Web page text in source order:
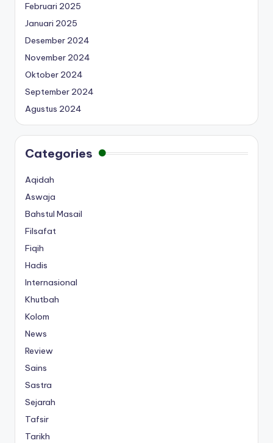
Februari 2025
Januari 2025
Desember 2024
November 2024
Oktober 2024
September 2024
Agustus 2024
Categories
Aqidah
Aswaja
Bahstul Masail
Filsafat
Fiqih
Hadis
Internasional
Khutbah
Kolom
News
Review
Sains
Sastra
Sejarah
Tafsir
Tarikh